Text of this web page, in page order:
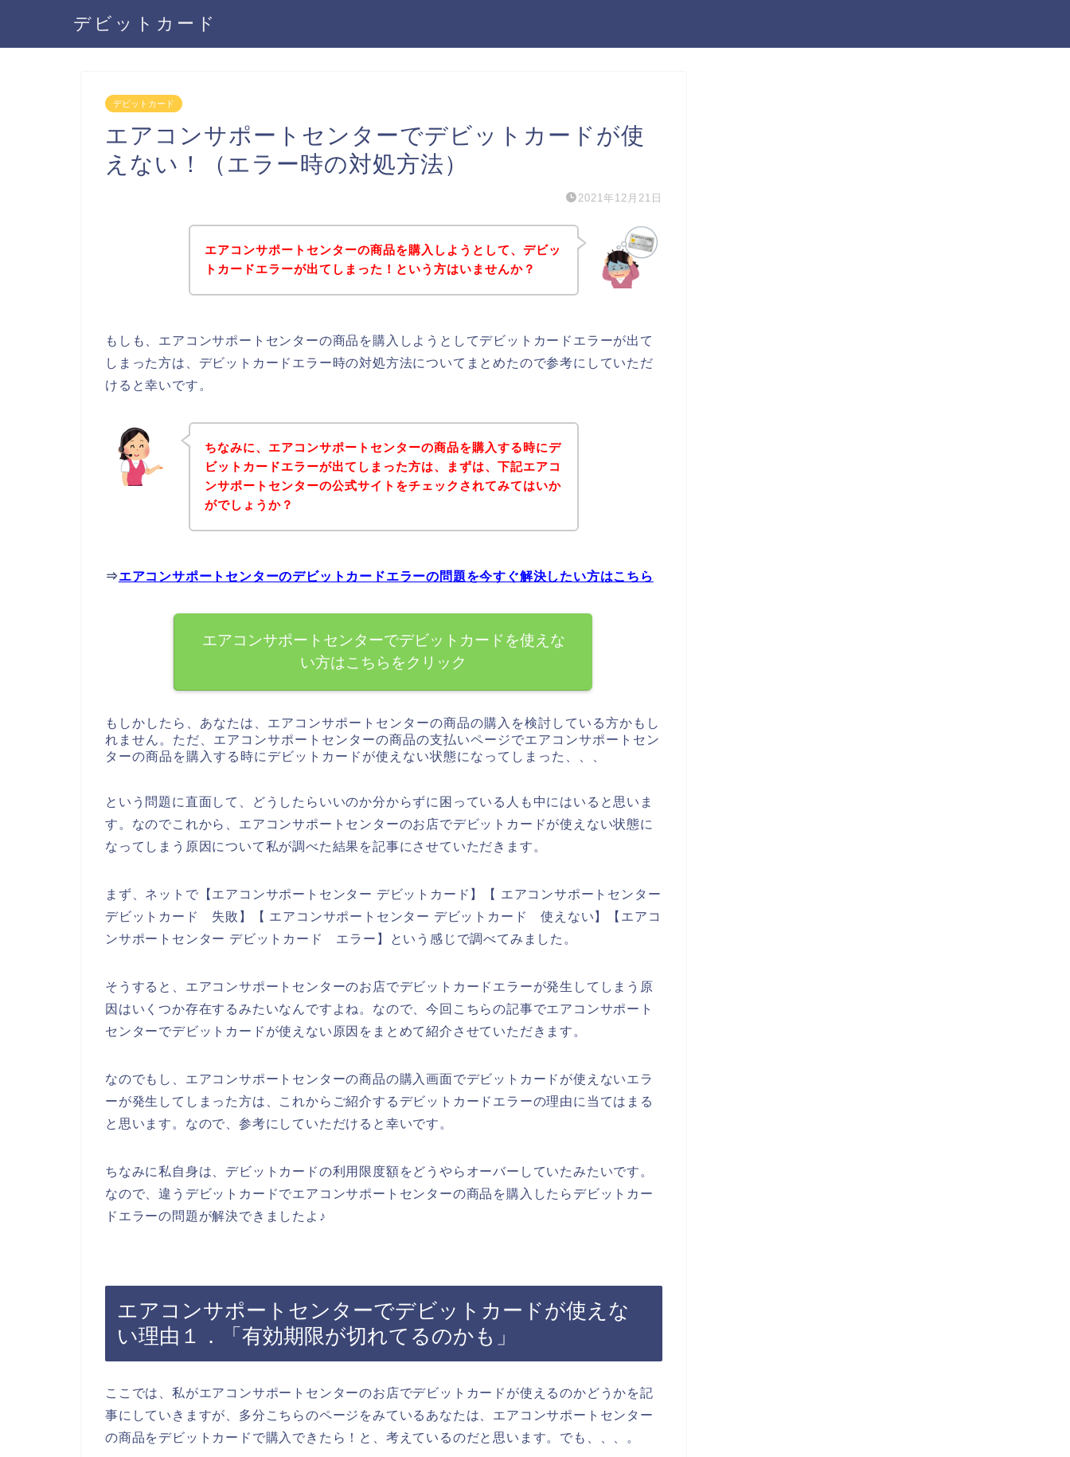
デビットカード
デビットカード
エアコンサポートセンターでデビットカードが使
えない！（エラー時の対処方法）
2021年12月21日
エアコンサポートセンターの商品を購入しようとして、デビッ
トカードエラーが出てしまった！という方はいませんか？
もしも、エアコンサポートセンターの商品を購入しようとしてデビットカードエラーが出て
しまった方は、デビットカードエラー時の対処方法についてまとめたので参考にしていただ
けると幸いです。
ちなみに、エアコンサポートセンターの商品を購入する時にデ
ビットカードエラーが出てしまった方は、まずは、下記エアコ
ンサポートセンターの公式サイトをチェックされてみてはいか
がでしょうか？
⇒エアコンサポートセンターのデビットカードエラーの問題を今すぐ解決したい方はこちら
エアコンサポートセンターでデビットカードを使えな
い方はこちらをクリック
もしかしたら、あなたは、エアコンサポートセンターの商品の購入を検討している方かもし
れません。ただ、エアコンサポートセンターの商品の支払いページでエアコンサポートセン
ターの商品を購入する時にデビットカードが使えない状態になってしまった、、、
という問題に直面して、どうしたらいいのか分からずに困っている人も中にはいると思いま
す。なのでこれから、エアコンサポートセンターのお店でデビットカードが使えない状態に
なってしまう原因について私が調べた結果を記事にさせていただきます。
まず、ネットで【エアコンサポートセンター デビットカード】【 エアコンサポートセンター
デビットカード 失敗】【 エアコンサポートセンター デビットカード 使えない】【エアコ
ンサポートセンター デビットカード エラー】という感じで調べてみました。
そうすると、エアコンサポートセンターのお店でデビットカードエラーが発生してしまう原
因はいくつか存在するみたいなんですよね。なので、今回こちらの記事でエアコンサポート
センターでデビットカードが使えない原因をまとめて紹介させていただきます。
なのでもし、エアコンサポートセンターの商品の購入画面でデビットカードが使えないエラ
ーが発生してしまった方は、これからご紹介するデビットカードエラーの理由に当てはまる
と思います。なので、参考にしていただけると幸いです。
ちなみに私自身は、デビットカードの利用限度額をどうやらオーバーしていたみたいです。
なので、違うデビットカードでエアコンサポートセンターの商品を購入したらデビットカー
ドエラーの問題が解決できましたよ♪
エアコンサポートセンターでデビットカードが使えな
い理由１．「有効期限が切れてるのかも」
ここでは、私がエアコンサポートセンターのお店でデビットカードが使えるのかどうかを記
事にしていきますが、多分こちらのページをみているあなたは、エアコンサポートセンター
の商品をデビットカードで購入できたら！と、考えているのだと思います。でも、、、。